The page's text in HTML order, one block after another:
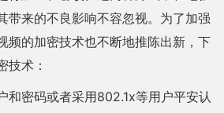
带来的不良影响不容忽视。为了加强
频的加密技术也不断地推陈出新，下
技术：
和密码或者采用802.1x等用户平安认